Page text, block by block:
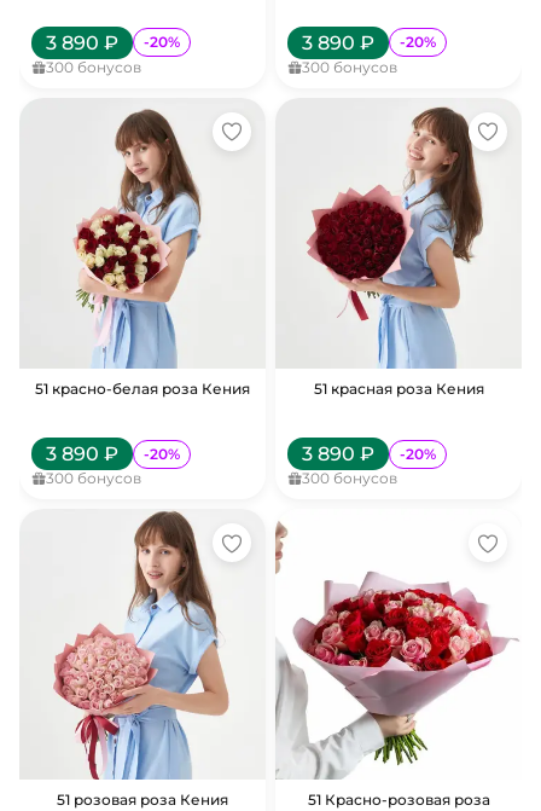
3 890 ₽ -20%
300 бонусов
3 890 ₽ -20%
300 бонусов
51 красно-белая роза Кения
3 890 ₽ -20%
300 бонусов
51 красная роза Кения
3 890 ₽ -20%
300 бонусов
51 розовая роза Кения 51 Красно-розовая роза